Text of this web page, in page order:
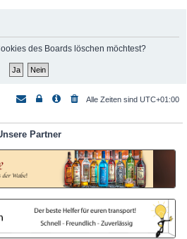
des Boards löschen möchtest?
Alle Zeiten sind UTC+01:00
Partner